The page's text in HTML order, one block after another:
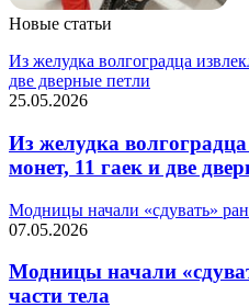
Новые статьи
Из желудка волгоградца
две дверные петли
25.05.2026
Из желудка
монет, 11 гаек и две
Модницы начали «сдувать»
07.05.2026
Модницы начали
части тела